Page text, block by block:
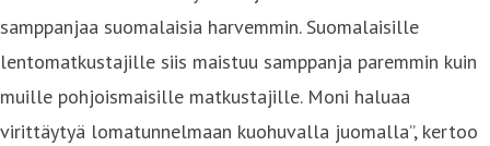
samppanjaa suomalaisia harvemmin. Suomalaisille
lentomatkustajille siis maistuu samppanja paremmin kuin
muille pohjoismaisille matkustajille. Moni haluaa
virittäytyä lomatunnelmaan kuohuvalla juomalla”, kertoo